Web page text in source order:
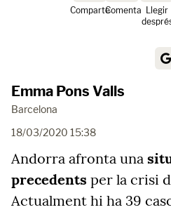
ComparteComenta Llegir
Emma Pons Valls
Barcelona
18/03/2020 15:38
Andorra afronta una
precedents per la crisi
Actualment hi ha 39